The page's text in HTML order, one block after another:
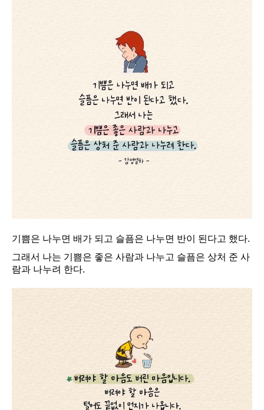
기쁨은 나누면 배가 되고 슬픔은 나누면 반이 된다고 했다.
그래서 나는 기쁨은 좋은 사람과 나누고 슬픔은 상처 준 사
람과 나누려 한다.